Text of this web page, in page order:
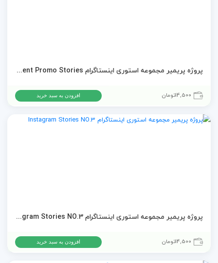
پروژه پریمیر مجموعه استوری اینستاگرام Insta Event Promo Stories
14,500تومان افزودن به سبد خرید
پروژه پریمیر مجموعه استوری اینستاگرام Instagram Stories NO.3
14,500تومان افزودن به سبد خرید